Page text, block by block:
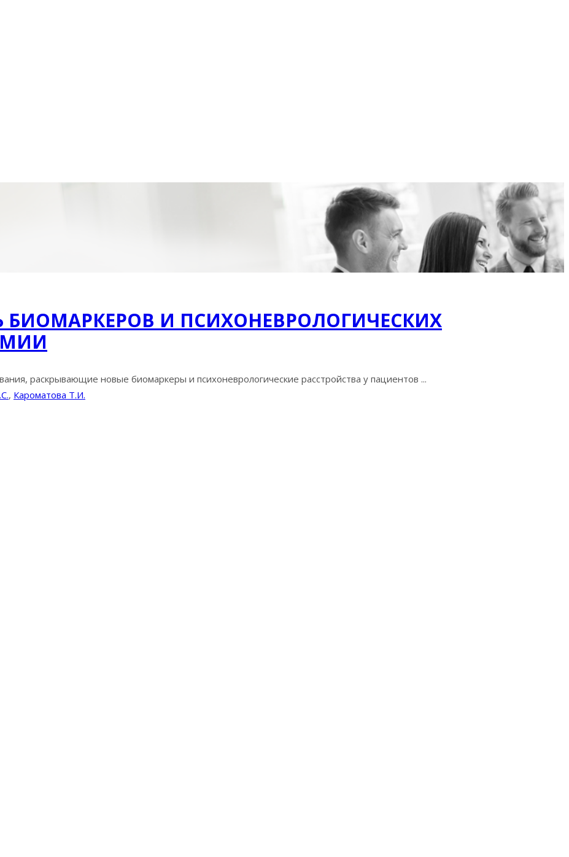
БИОМАРКЕРОВ И ПСИХОНЕВРОЛОГИЧЕСКИХ
раскрывающие новые биомаркеры и психоневрологические расстройства у пациентов ...
, Кароматова Т.И.